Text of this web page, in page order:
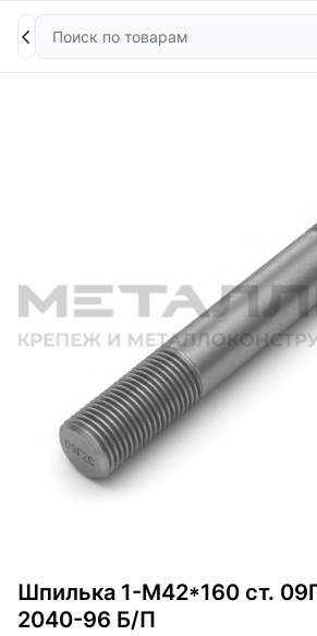
Поиск
Шпилька 1-М42*160 ст.
2040-96 Б/П